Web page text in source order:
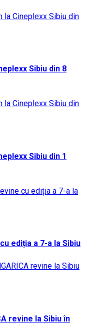
Sibiu din 8
Sibiu din 1
ediția a 7-a la Sibiu
revine la Sibiu în